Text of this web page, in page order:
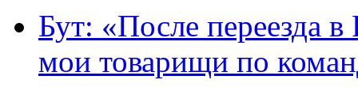
Бут: «После переезда
мои товарищи по